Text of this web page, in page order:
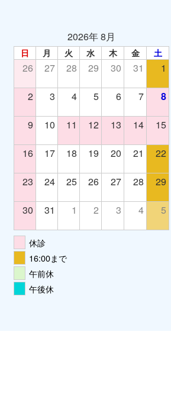
2026年 8月
日 月 火 水 木 金 土
26 27 28 29 30 31 1
2 3 4 5 6 7 8
9 10 11 12 13 14 15
16 17 18 19 20 21 22
23 24 25 26 27 28 29
30 31 1 2 3 4 5
休診
16:00まで
午前休
午後休